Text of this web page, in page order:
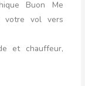
Buon Me
votre vol vers
et chauffeur,